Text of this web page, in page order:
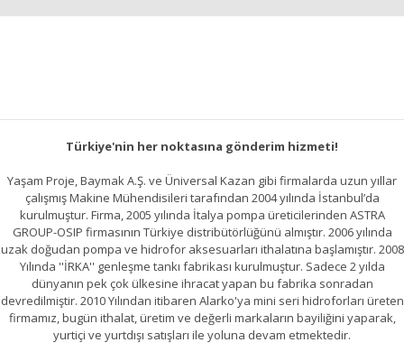
Türkiye'nin her noktasına gönderim hizmeti!
Yaşam Proje, Baymak A.Ş. ve Üniversal Kazan gibi firmalarda uzun yıllar
çalışmış Makine Mühendisileri tarafından 2004 yılında İstanbul’da
kurulmuştur. Firma, 2005 yılında İtalya pompa üreticilerinden ASTRA
GROUP-OSIP firmasının Türkiye distribütörlüğünü almıştır. 2006 yılında
uzak doğudan pompa ve hidrofor aksesuarları ithalatına başlamıştır. 2008
Yılında ''İRKA'' genleşme tankı fabrikası kurulmuştur. Sadece 2 yılda
dünyanın pek çok ülkesine ihracat yapan bu fabrika sonradan
devredilmiştir. 2010 Yılından itibaren Alarko'ya mini seri hidroforları üreten
firmamız, bugün ithalat, üretim ve değerli markaların bayiliğini yaparak,
yurtiçi ve yurtdışı satışları ile yoluna devam etmektedir.